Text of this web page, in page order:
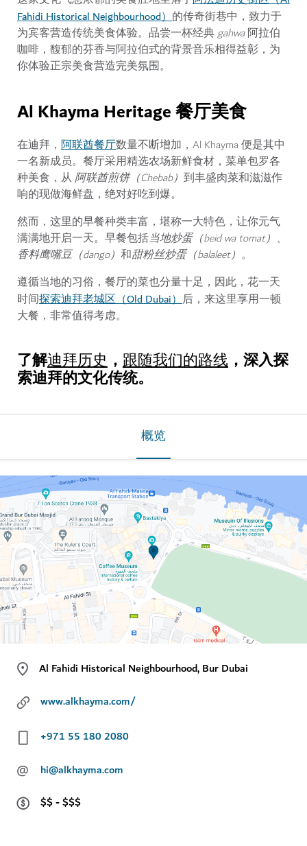
Fahidi Historical Neighbourhood）的传奇街巷中，致力于
为宾客营造传统美食体验。品尝一杯经典gahwa阿拉伯
咖啡，馥郁的芬香与阿拉伯式的背景音乐相得益彰，为
你体验正宗美食营造完美氛围。
Al Khayma Heritage 餐厅美食
在迪拜， 阿联酋餐厅数量不断增加，Al Khayma 便是其中
一名新成员。餐厅采用精选农场新鲜食材，菜单包罗各
种美食，从阿联酋煎饼（Chebab） 到丰盛肉菜和滋滋作
响的现做海鲜盘，绝对好吃到爆。
然而，这里的早餐种类丰富，堪称一大特色，让你元气
满满地开启一天。早餐包括当地炒蛋（beid wa tomat） 、
香料鹰嘴豆（dango） 和甜粉丝炒蛋（balaleet） 。
遵循当地的习俗，餐厅的菜也分量十足，因此，花一天
时间探索迪拜老城区（Old Dubai）后，来这里享用一顿
大餐，非常值得考虑。
了解迪拜历史 ， 跟随我们的路线 ，深入探
索迪拜的文化传统。
概览
Al Fahidi Historical Neighbourhood, Bur Dubai
www.alkhayma.com/
+971 55 180 2080
@
hi@alkhayma.com
$$ - $$$